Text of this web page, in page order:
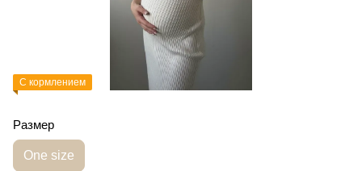
С кормлением
Размер
One size